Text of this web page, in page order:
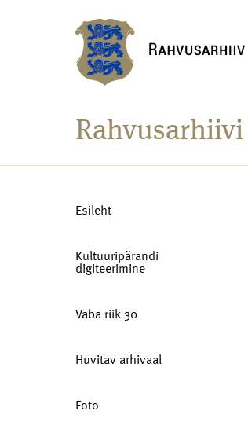
Rahvusarhiivi
Esileht
Kultuuripärandi
digiteerimine
Vaba riik 30
Huvitav arhivaal
Foto